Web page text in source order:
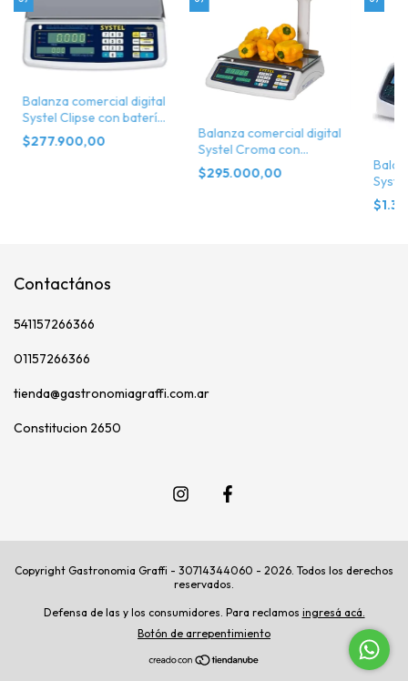
Balanza comercial digital
Systel Clipse con batería
31kg
$277.900,00
Balanza comercial digital
Systel Croma con
batería 31kg
$295.000,00
Contactános
541157266366
01157266366
tienda@gastronomiagraffi.com.ar
Constitucion 2650
Copyright Gastronomia Graffi - 30714344060 - 2026. Todos los derechos
reservados.
Defensa de las y los consumidores. Para reclamos ingresá acá.
Botón de arrepentimiento